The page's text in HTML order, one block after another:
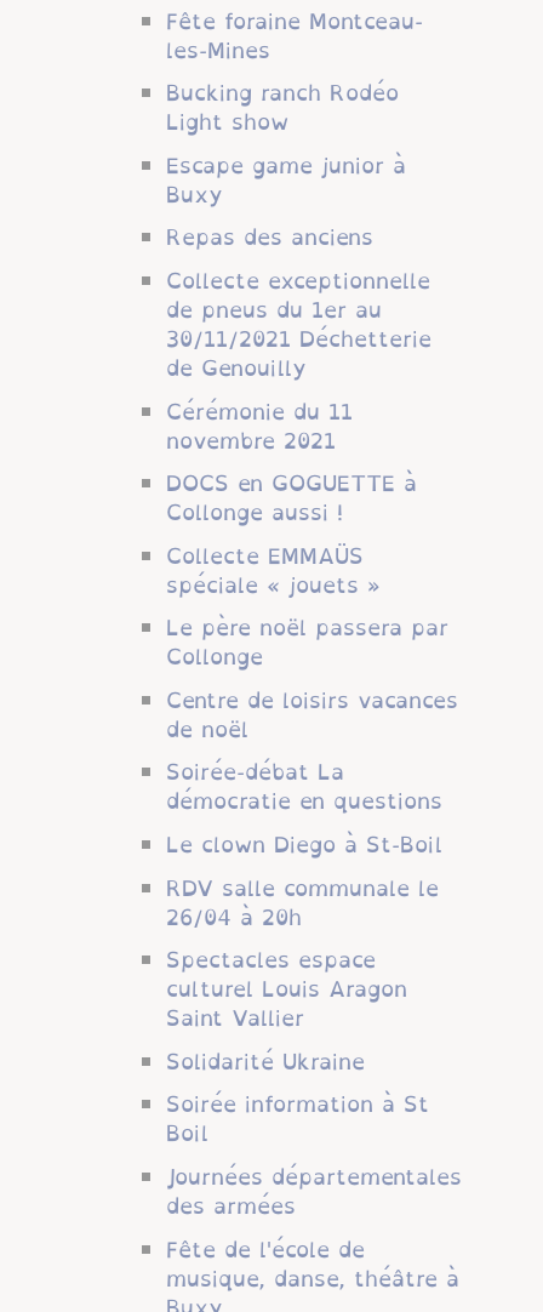
Fête foraine Montceau-
les-Mines
Bucking ranch Rodéo
Light show
Escape game junior à
Buxy
Repas des anciens
Collecte exceptionnelle
de pneus du 1er au
30/11/2021 Déchetterie
de Genouilly
Cérémonie du 11
novembre 2021
DOCS en GOGUETTE à
Collonge aussi !
Collecte EMMAÜS
spéciale « jouets »
Le père noël passera par
Collonge
Centre de loisirs vacances
de noël
Soirée-débat La
démocratie en questions
Le clown Diego à St-Boil
RDV salle communale le
26/04 à 20h
Spectacles espace
culturel Louis Aragon
Saint Vallier
Solidarité Ukraine
Soirée information à St
Boil
Journées départementales
des armées
Fête de l'école de
musique, danse, théâtre à